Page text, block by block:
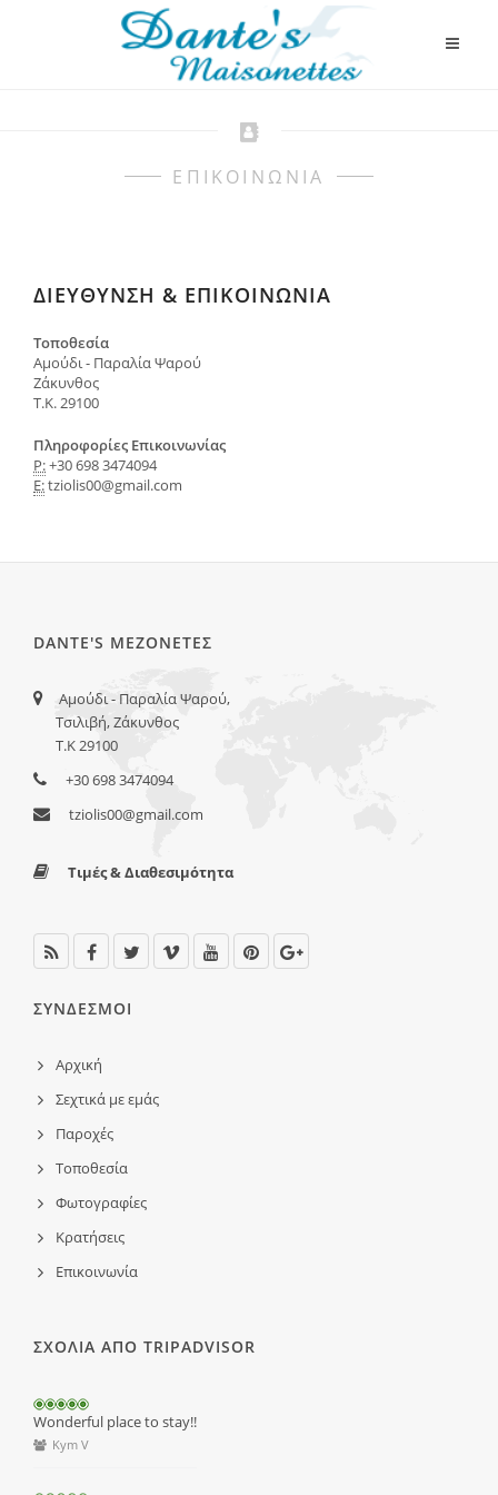
ΕΠΙΚΟΙΝΩΝΙΑ
ΔΙΕΥΘΥΝΣΗ & ΕΠΙΚΟΙΝΩΝΊΑ
Τοποθεσία
Αμούδι - Παραλία Ψαρού
Ζάκυνθος
Τ.Κ. 29100
Πληροφορίες Επικοινωνίας
P:+30 698 3474094
E:tziolis00@gmail.com
DANTE'S ΜΕΖΟΝΕΤΕΣ
Αμούδι - Παραλία Ψαρού,
Τσιλιβή, Ζάκυνθος
Τ.Κ 29100
+30 698 3474094
tziolis00@gmail.com
Τιμές & Διαθεσιμότητα
ΣΥΝΔΕΣΜΟΙ
Αρχική
Σεχτικά με εμάς
Παροχές
Τοποθεσία
Φωτογραφίες
Κρατήσεις
Επικοινωνία
ΣΧΟΛΙΑ ΑΠΟ TRIPADVISOR
Wonderful place to stay!!
Kym V